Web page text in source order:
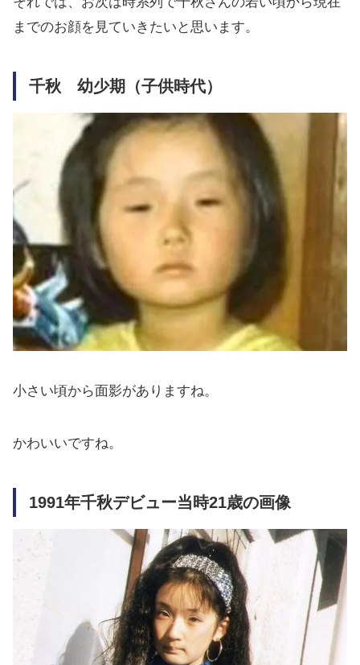
までのお顔を見ていきたいと思います。
千秋 幼少期（子供時代）
小さい頃から面影がありますね。
かわいいですね。
1991年千秋デビュー当時21歳の画像